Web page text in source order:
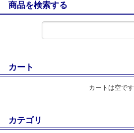
商品を検索する
カート
カートは空です
カテゴリ